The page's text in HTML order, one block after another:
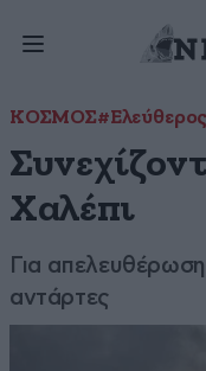
ΚΟΣΜΟΣ
Xαλέπι
Για
αντάρτες